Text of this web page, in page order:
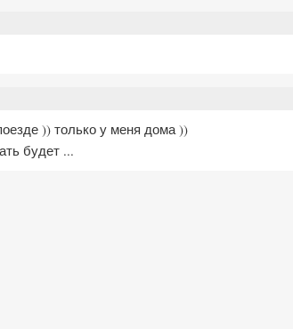
)) только у меня дома ))
будет ...